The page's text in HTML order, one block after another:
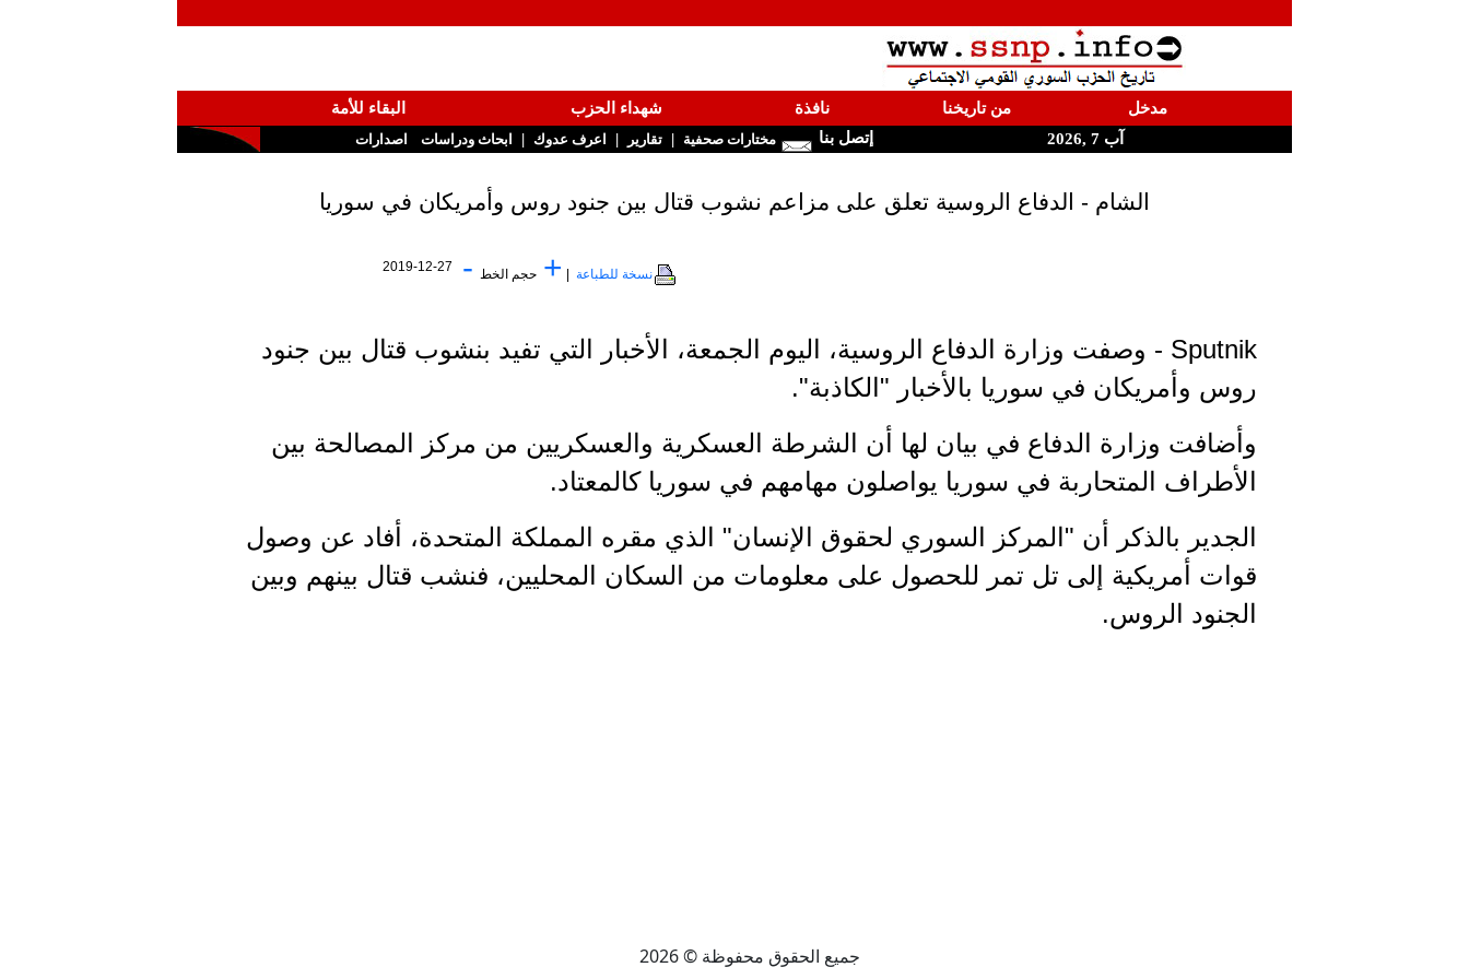
مدخل من تاريخنا نافذة شهداء الحزب
البقاء للأمة
آب 7 ,2026
إتصل بنا مختارات صحفية | تقارير | اعرف عدوك | ابحاث ودراسات اصدارات
الشام - الدفاع الروسية تعلق على مزاعم نشوب قتال بين جنود روس وأمريكان في سوريا
نسخة للطباعة + حجم الخط -
2019-12-27
Sputnik - وصفت وزارة الدفاع الروسية، اليوم الجمعة، الأخبار التي تفيد بنشوب قتال بين جنود
روس وأمريكان في سوريا بالأخبار "الكاذبة".
وأضافت وزارة الدفاع في بيان لها أن الشرطة العسكرية والعسكريين من مركز المصالحة بين
الأطراف المتحاربة في سوريا يواصلون مهامهم في سوريا كالمعتاد.
الجدير بالذكر أن "المركز السوري لحقوق الإنسان" الذي مقره المملكة المتحدة، أفاد عن وصول
قوات أمريكية إلى تل تمر للحصول على معلومات من السكان المحليين، فنشب قتال بينهم وبين
الجنود الروس.
جميع الحقوق محفوظة © 2026